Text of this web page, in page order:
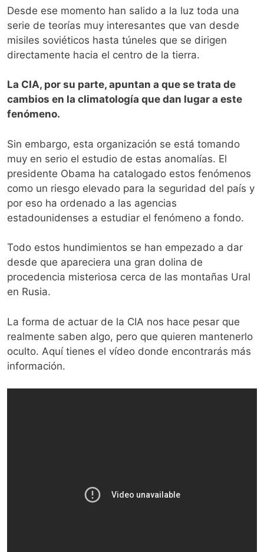
Desde ese momento han salido a la luz toda una
serie de teorías muy interesantes que van desde
misiles soviéticos hasta túneles que se dirigen
directamente hacia el centro de la tierra.
La CIA, por su parte, apuntan a que se trata de
cambios en la climatología que dan lugar a este
fenómeno.
Sin embargo, esta organización se está tomando
muy en serio el estudio de estas anomalías. El
presidente Obama ha catalogado estos fenómenos
como un riesgo elevado para la seguridad del país y
por eso ha ordenado a las agencias
estadounidenses a estudiar el fenómeno a fondo.
Todo estos hundimientos se han empezado a dar
desde que apareciera una gran dolina de
procedencia misteriosa cerca de las montañas Ural
en Rusia.
La forma de actuar de la CIA nos hace pesar que
realmente saben algo, pero que quieren mantenerlo
oculto. Aquí tienes el vídeo donde encontrarás más
información.